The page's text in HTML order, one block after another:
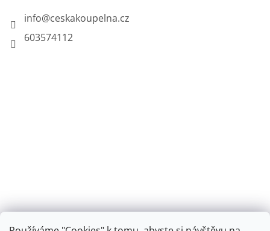
info@ceskakoupelna.cz
603574112